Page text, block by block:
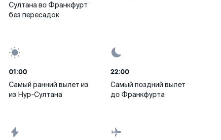
Султана во Франкфурт
без пересадок
01:00
Самый ранний вылет из
из Нур-Султана
22:00
Самый поздний вылет
до Франкфурта